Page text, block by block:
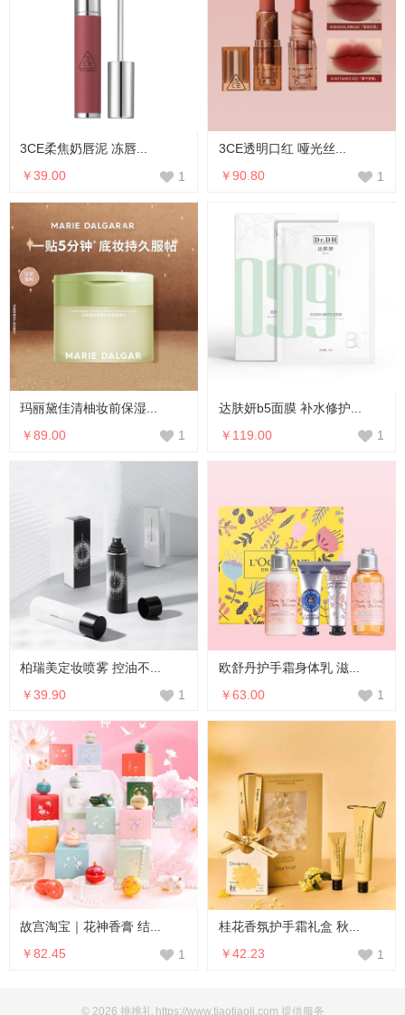
3CE柔焦奶唇泥 冻唇...
￥39.00
1
3CE透明口红 哑光丝...
￥90.80
1
玛丽黛佳清柚妆前保湿...
￥89.00
1
达肤妍b5面膜 补水修护...
￥119.00
1
柏瑞美定妆喷雾 控油不...
￥39.90
1
欧舒丹护手霜身体乳 滋...
￥63.00
1
故宫淘宝｜花神香膏 结...
￥82.45
1
桂花香氛护手霜礼盒 秋...
￥42.23
1
© 2026 挑挑礼 https://www.tiaotiaoli.com 提供服务